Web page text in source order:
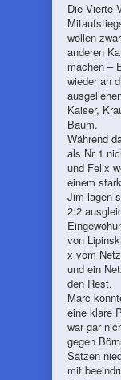
Die Vierte
wollen
anderen
machen –
wieder an
Kaiser,
Baum.
Während
als Nr 1
und Felix
einem
Jim lagen
2:2
von
x vom
und ein
den Rest.
Marc
eine klare
war gar
gegen
Sätzen
mit